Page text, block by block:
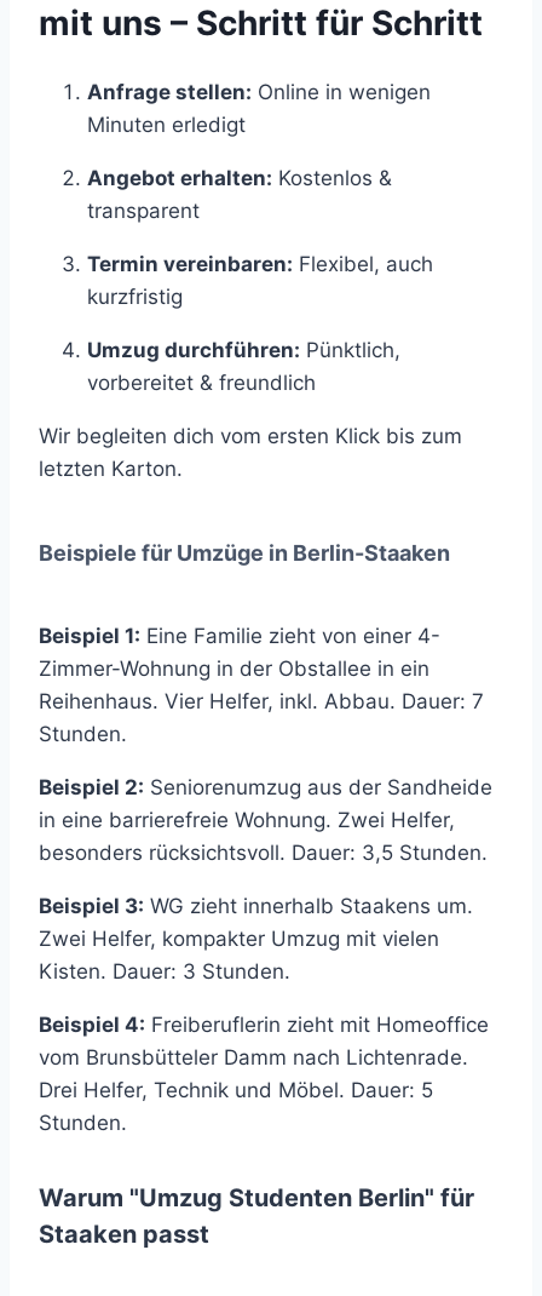
mit uns – Schritt für Schritt
Anfrage stellen: Online in wenigen
Minuten erledigt
Angebot erhalten: Kostenlos &
transparent
Termin vereinbaren: Flexibel, auch
kurzfristig
Umzug durchführen: Pünktlich,
vorbereitet & freundlich
Wir begleiten dich vom ersten Klick bis zum
letzten Karton.
Beispiele für Umzüge in Berlin-Staaken
Beispiel 1: Eine Familie zieht von einer 4-
Zimmer-Wohnung in der Obstallee in ein
Reihenhaus. Vier Helfer, inkl. Abbau. Dauer: 7
Stunden.
Beispiel 2: Seniorenumzug aus der Sandheide
in eine barrierefreie Wohnung. Zwei Helfer,
besonders rücksichtsvoll. Dauer: 3,5 Stunden.
Beispiel 3: WG zieht innerhalb Staakens um.
Zwei Helfer, kompakter Umzug mit vielen
Kisten. Dauer: 3 Stunden.
Beispiel 4: Freiberuflerin zieht mit Homeoffice
vom Brunsbütteler Damm nach Lichtenrade.
Drei Helfer, Technik und Möbel. Dauer: 5
Stunden.
Warum "Umzug Studenten Berlin" für
Staaken passt